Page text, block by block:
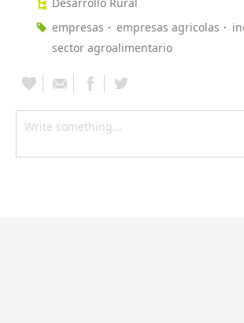
empresas
empresas agricolas
sector agroalimentario